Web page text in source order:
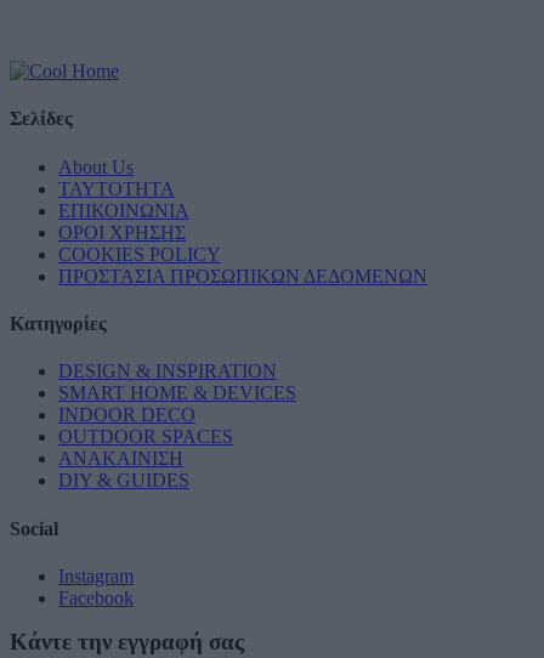
Σελίδες
About Us
ΤΑΥΤΟΤΗΤΑ
ΕΠΙΚΟΙΝΩΝΙΑ
ΟΡΟΙ ΧΡΗΣΗΣ
COOKIES POLICY
ΠΡΟΣΤΑΣΙΑ ΠΡΟΣΩΠΙΚΩΝ ΔΕΔΟΜΕΝΩΝ
Κατηγορίες
DESIGN & INSPIRATION
SMART HOME & DEVICES
INDOOR DECO
OUTDOOR SPACES
ΑΝΑΚΑΙΝΙΣΗ
DIY & GUIDES
Social
Instagram
Facebook
Κάντε την εγγραφή σας